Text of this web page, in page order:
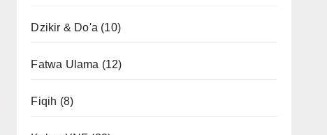
Dzikir & Do'a (10)
Fatwa Ulama (12)
Fiqih (8)